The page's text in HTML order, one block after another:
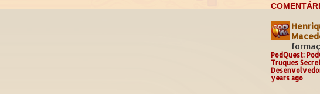
PodQuest:
Truques
years ago